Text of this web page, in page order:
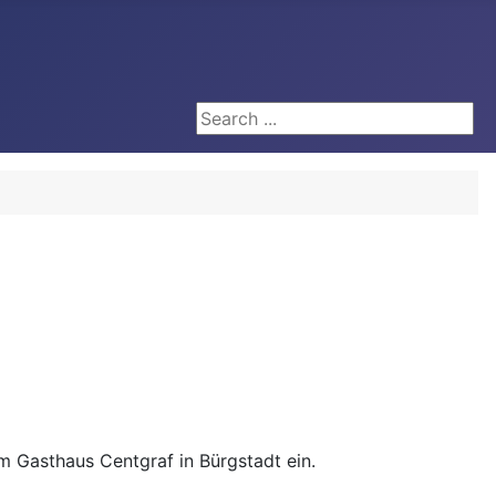
Search ...
Gasthaus Centgraf in Bürgstadt ein.